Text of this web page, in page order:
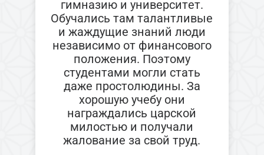
гимназию и университет.
Обучались там талантливые
и жаждущие знаний люди
независимо от финансового
положения. Поэтому
студентами могли стать
даже простолюдины. За
хорошую учебу они
награждались царской
милостью и получали
жалование за свой труд.